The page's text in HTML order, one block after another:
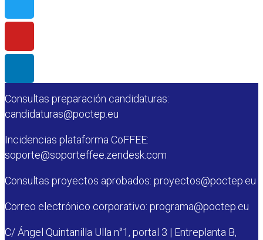
Contacto
Contacto Secretaría Conjunta:
Consultas preparación candidaturas:
candidaturas@poctep.eu
Incidencias plataforma CoFFEE:
soporte@soporteffee.zendesk.com
Consultas proyectos aprobados: proyectos@poctep.eu
Correo electrónico corporativo: programa@poctep.eu
C/ Ángel Quintanilla Ulla n°1, portal 3 | Entreplanta B,